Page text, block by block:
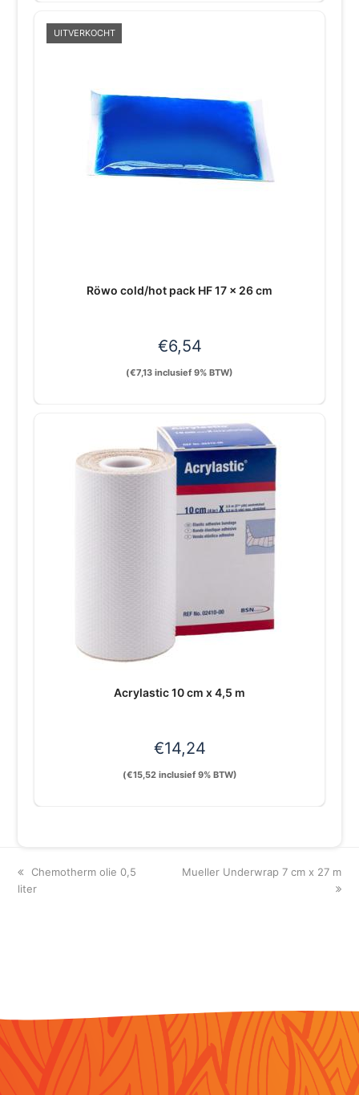
UITVERKOCHT
Röwo cold/hot pack HF 17 x 26 cm
€6,54
(€7,13 inclusief 9% BTW)
Acrylastic 10 cm x 4,5 m
€14,24
(€15,52inclusief 9% BTW)
previous
post:
Chemotherm olie 0,5
liter
next
Mueller Underwrap 7 cm x 27 m